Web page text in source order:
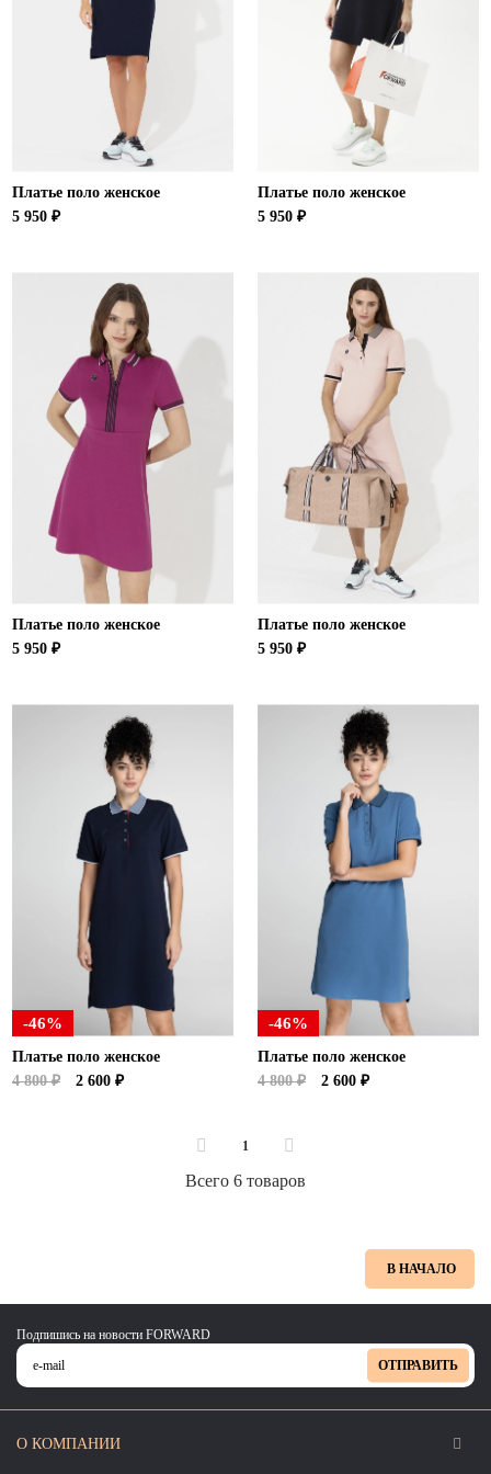
Новосибирская область (3)
Омская область (5)
Республика Башкортостан (3)
Республика Крым (1)
Республика Татарстан (2)
Ростовская область (2)
Самарская область (1)
Северная Осетия (2)
Смоленская область (1)
Ставропольский край (5)
Томская область (1)
Тульская область (1)
Тюменская область (3)
Хакасия (1)
Ханты-Мансийский автономный округ (3)
Челябинская область (2)
Ямало-Ненецкий автономный округ (1)
Ярославская область (1)
Платье поло женское
5 950 ₽
Платье поло женское
5 950 ₽
Платье поло женское
5 950 ₽
Платье поло женское
5 950 ₽
-46%
Платье поло женское
4 800 ₽
2 600 ₽
-46%
Платье поло женское
4 800 ₽
2 600 ₽
1
Всего 6 товаров
В НАЧАЛО
Подпишись на новости FORWARD
ОТПРАВИТЬ
О КОМПАНИИ